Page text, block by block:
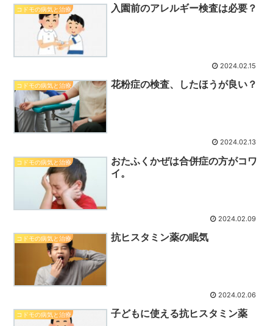
コドモの病気と治療 入園前のアレルギー検査は必要？
2024.02.15
コドモの病気と治療 花粉症の検査、したほうが良い？
2024.02.13
コドモの病気と治療
おたふくかぜは合併症の方がコワ
イ。
2024.02.09
コドモの病気と治療 抗ヒスタミン薬の眠気
2024.02.06
コドモの病気と治療 子どもに使える抗ヒスタミン薬